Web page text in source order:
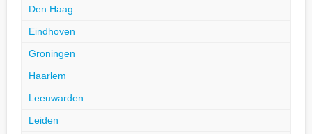
Den Haag
Eindhoven
Groningen
Haarlem
Leeuwarden
Leiden